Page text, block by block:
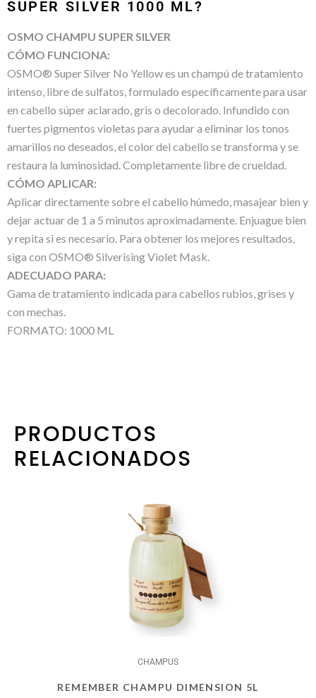
SUPER SILVER 1000 ML?
OSMO CHAMPU SUPER SILVER
CÓMO FUNCIONA:
OSMO® Super Silver No Yellow es un champú de tratamiento
intenso, libre de sulfatos, formulado específicamente para usar
en cabello súper aclarado, gris o decolorado. Infundido con
fuertes pigmentos violetas para ayudar a eliminar los tonos
amarillos no deseados, el color del cabello se transforma y se
restaura la luminosidad. Completamente libre de crueldad.
CÓMO APLICAR:
Aplicar directamente sobre el cabello húmedo, masajear bien y
dejar actuar de 1 a 5 minutos aproximadamente. Enjuague bien
y repita si es necesario. Para obtener los mejores resultados,
siga con OSMO® Silverising Violet Mask.
ADECUADO PARA:
Gama de tratamiento indicada para cabellos rubios, grises y
con mechas.
FORMATO: 1000 ML
PRODUCTOS
RELACIONADOS
CHAMPUS
REMEMBER CHAMPU DIMENSION 5L